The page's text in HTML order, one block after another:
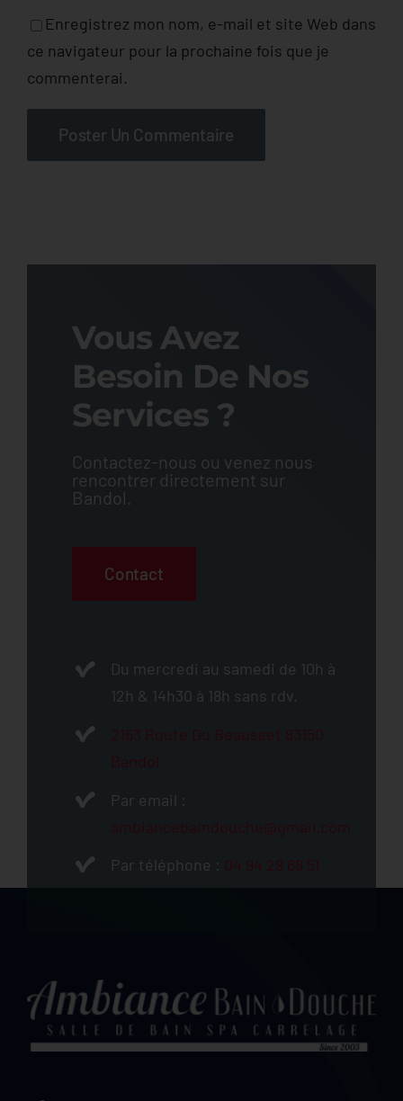
Enregistrez mon nom, e-mail et site Web dans
ce navigateur pour la prochaine fois que je
commenterai.
Vous Avez
Besoin De Nos
Services ?
Contactez-nous ou venez nous
rencontrer directement sur
Bandol.
Contact
Du mercredi au samedi de 10h à
12h & 14h30 à 18h sans rdv.
Par email :
Par téléphone :